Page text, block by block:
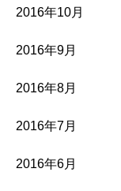
2016年10月
2016年9月
2016年8月
2016年7月
2016年6月